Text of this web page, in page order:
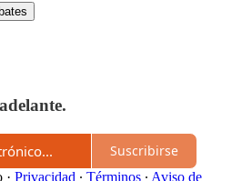
Suscribirse
· Privacidad ∙ Términos ∙ Aviso de